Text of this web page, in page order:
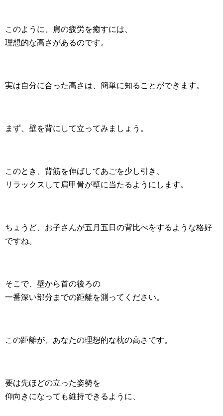
このように、肩の疲労を癒すには、
理想的な高さがあるのです。
実は自分に合った高さは、簡単に知ることができます。
まず、壁を背にして立ってみましょう。
このとき、背筋を伸ばしてあごを少し引き、
リラックスして肩甲骨が壁に当たるようにします。
ちょうど、お子さんが五月五日の背比べをするような格好
ですね。
そこで、壁から首の後ろの
一番深い部分までの距離を測ってください。
この距離が、あなたの理想的な枕の高さです。
要は先ほどの立った姿勢を
仰向きになっても維持できるように、